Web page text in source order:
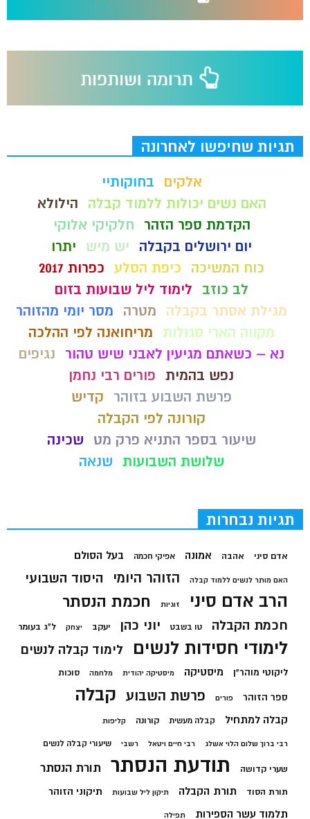
תגיות שחיפשו לאחרונה
אלקים
בחוקותיי
האם נשים יכולות ללמוד קבלה
הילולא
הקדמת ספר הזהר
חלקיקי אלוקי
יום ירושלים בקבלה
יש מיש
יתרו
כוח המשיכה
כיפת הסלע כפרות 2017
לב כוזב לימוד ליל שבועות בזום
מגילת אסתר בקבלה
מטרה
מסר יומי מהזוהר
מקווה הארי סגולות מריחואנה לפי ההלכה
נא – כשאתם מגיעין לאבני שיש טהור
נגיפים
נפש בהמית פורים רבי נחמן
פרשת השבוע בזוהר
קדיש
קורונה לפי הקבלה
שיעור בספר התניא פרק מט
שכינה
שלושת השבועות שנאה
תגיות נבחרות
אדם סיני אהבה אמונה אפיקי חכמה בעל הסולם
האם מותר לנשים ללמוד קבלה הזוהר היומי היסוד השבועי
הרב אדם סיני זוגיות חכמת הנסתר
חכמת הקבלה טו בשבט יוני כהן יעקב יצחק ל"ג בעומר
לימודי חסידות לנשים לימוד קבלה לנשים
ליקוטי מוהר"ן מיסטיקה מיסטיקה יהודית מלחמה סוכות
ספר הזוהר פורים פרשת השבוע קבלה
קבלה למתחיל קבלה מעשית קורונה קליפות
רבי ברוך שלום הלוי אשלג רבי חיים ויטאל רשבי שיעורי קבלה לנשים
שערי קדושה תודעת הנסתר תורת הנסתר
תורת הסוד תורת הקבלה תיקון ליל שבועות תיקוני הזוהר
תלמוד עשר הספירות תפילה